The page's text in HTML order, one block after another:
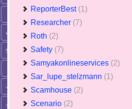
ReporterBest (1)
Researcher (7)
Roth (2)
Safety (7)
Samyakonlineservices (2)
Sar_lupe_stelzmann (1)
Scamhouse (2)
Scenario (2)